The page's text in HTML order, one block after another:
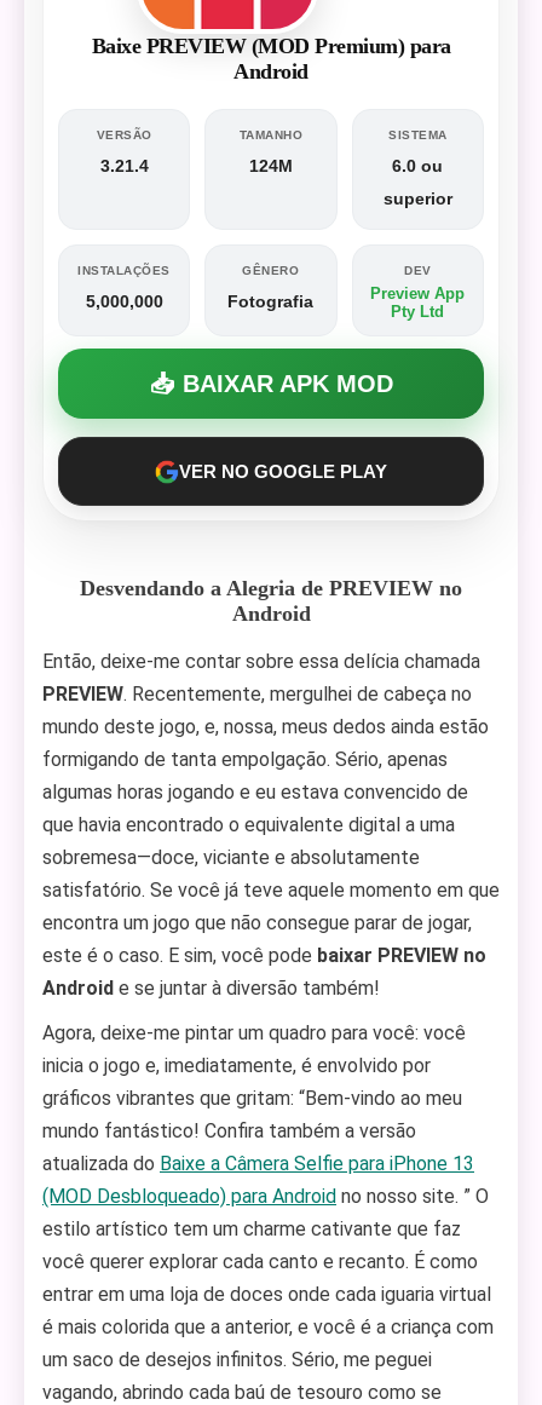
Baixe PREVIEW (MOD Premium) para
Android
VERSÃO
3.21.4
TAMANHO
124M
SISTEMA
6.0 ou
superior
INSTALAÇÕES
5,000,000
GÊNERO
Fotografia
DEV
Preview App
Pty Ltd
📥 BAIXAR APK MOD
VER NO GOOGLE PLAY
Desvendando a Alegria de PREVIEW no
Android
Então, deixe-me contar sobre essa delícia chamada
PREVIEW. Recentemente, mergulhei de cabeça no
mundo deste jogo, e, nossa, meus dedos ainda estão
formigando de tanta empolgação. Sério, apenas
algumas horas jogando e eu estava convencido de
que havia encontrado o equivalente digital a uma
sobremesa—doce, viciante e absolutamente
satisfatório. Se você já teve aquele momento em que
encontra um jogo que não consegue parar de jogar,
este é o caso. E sim, você pode baixar PREVIEW no
Android e se juntar à diversão também!
Agora, deixe-me pintar um quadro para você: você
inicia o jogo e, imediatamente, é envolvido por
gráficos vibrantes que gritam: “Bem-vindo ao meu
mundo fantástico! Confira também a versão
atualizada do Baixe a Câmera Selfie para iPhone 13
(MOD Desbloqueado) para Android no nosso site. ” O
estilo artístico tem um charme cativante que faz
você querer explorar cada canto e recanto. É como
entrar em uma loja de doces onde cada iguaria virtual
é mais colorida que a anterior, e você é a criança com
um saco de desejos infinitos. Sério, me peguei
vagando, abrindo cada baú de tesouro como se